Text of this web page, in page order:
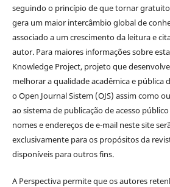
seguindo o princípio de que tornar gratuito
gera um maior intercâmbio global de
associado a um crescimento da leitura e
autor. Para maiores informações sobre
Knowledge Project, projeto que
melhorar a qualidade acadêmica e pública
o Open Journal Sistem (OJS) assim como
ao sistema de publicação de acesso
nomes e endereços de e-mail neste site
exclusivamente para os propósitos da
disponíveis para outros fins.
A Perspectiva permite que os autores